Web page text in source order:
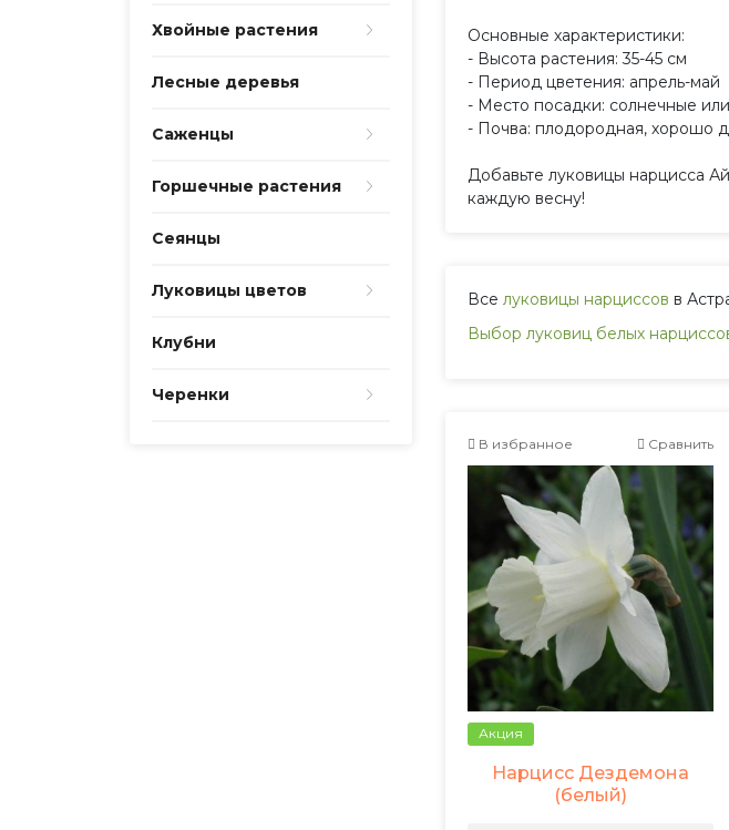
Хвойные растения
Лесные деревья
Саженцы
Горшечные растения
Сеянцы
Луковицы цветов
Клубни
Черенки
Основные характеристики:
- Высота растения: 35-45 см
- Период цветения: апрель-май
- Место посадки: солнечные
- Почва: плодородная, хорошо
Добавьте луковицы нарцисса
каждую весну!
Все луковицы нарциссов в
Выбор луковиц белых
В избранное Сравнить
Акция
Нарцисс Дездемона
(белый)